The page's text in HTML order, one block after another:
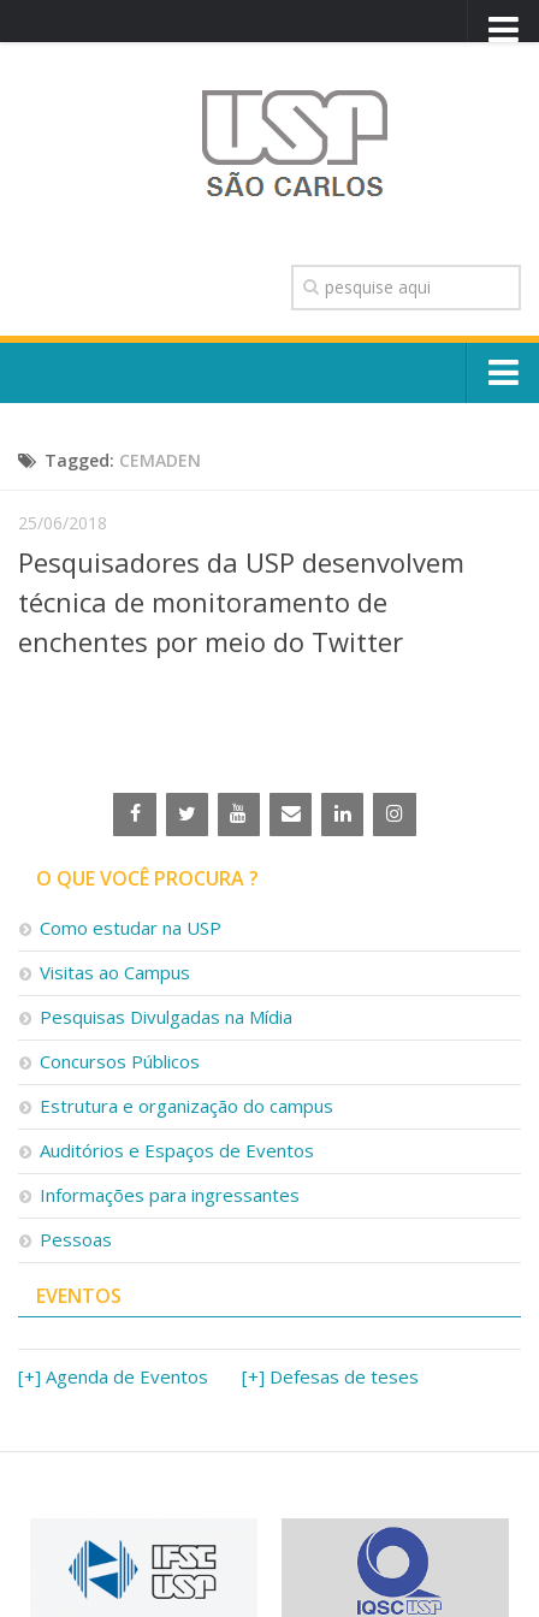
TRANSPARÊNCIA
OUVIDORIA
CONTATO
Escola, Institutos e Órgãos
Núcleos e Comissões
Telefones e Mapas
Pessoas
Graduação
Linhas de Pesquisa
Centros, Núcleos e Projetos em Rede
Iniciação Científica
Empresas Juniores
Extensão à Comunidade
Projetos, Programas e Cursos
Artes, Cultura e Esportes
Museus e Espaços Interativos
Serviços
Bibliotecas
Apoio ao Estudante
Segurança, Trânsito e Prevenção
RH, Administrativo e Financeiro
Outros serviços
Comunicação
Assessorias e Mídias
Aplicativos e Sites
Jornal da USP
Agenda de Eventos
Tagged: CEMADEN
25/06/2018
Pesquisadores da USP desenvolvem
técnica de monitoramento de
enchentes por meio do Twitter
O QUE VOCÊ PROCURA ?
Como estudar na USP
Visitas ao Campus
Pesquisas Divulgadas na Mídia
Concursos Públicos
Estrutura e organização do campus
Auditórios e Espaços de Eventos
Informações para ingressantes
Pessoas
EVENTOS
[+] Agenda de Eventos [+] Defesas de teses